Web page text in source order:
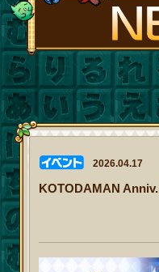
FANKIT
2026.04.17
KOTODAMAN